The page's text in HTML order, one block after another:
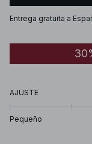
Entrega gratuita a
AJUSTE
Pequeño